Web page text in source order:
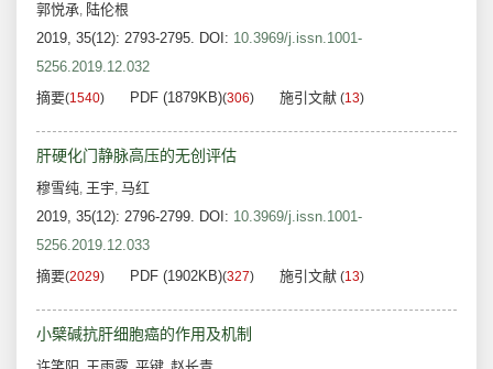
郭悦承, 陆伦根
2019, 35(12): 2793-2795. DOI: 10.3969/j.issn.1001-
5256.2019.12.032
摘要(1540) PDF (1879KB)(306) 施引文献 (13)
肝硬化门静脉高压的无创评估
穆雪纯, 王宇, 马红
2019, 35(12): 2796-2799. DOI: 10.3969/j.issn.1001-
5256.2019.12.033
摘要(2029) PDF (1902KB)(327) 施引文献 (13)
小檗碱抗肝细胞癌的作用及机制